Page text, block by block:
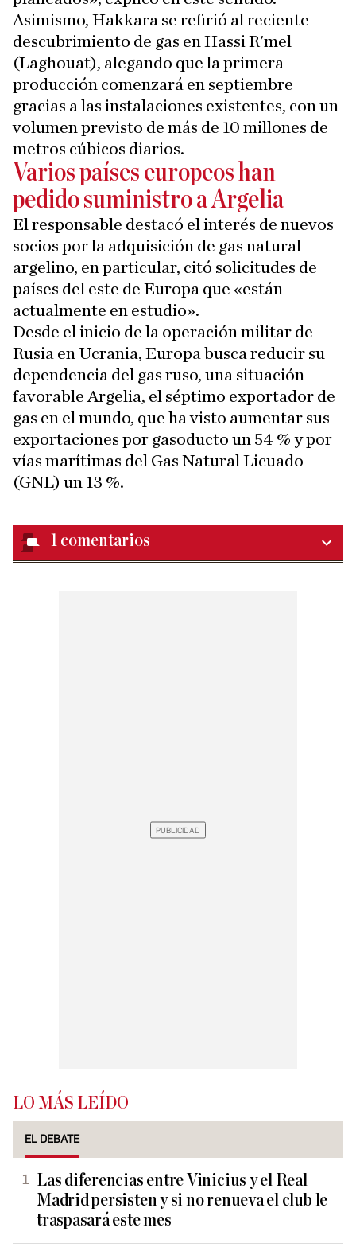
Asimismo, Hakkara se refirió al reciente
descubrimiento de gas en Hassi R'mel
(Laghouat), alegando que la primera
producción comenzará en septiembre
gracias a las instalaciones existentes, con un
volumen previsto de más de 10 millones de
metros cúbicos diarios.
Varios países europeos han
pedido suministro a Argelia
El responsable destacó el interés de nuevos
socios por la adquisición de gas natural
argelino, en particular, citó solicitudes de
países del este de Europa que «están
actualmente en estudio».
Desde el inicio de la operación militar de
Rusia en Ucrania, Europa busca reducir su
dependencia del gas ruso, una situación
favorable Argelia, el séptimo exportador de
gas en el mundo, que ha visto aumentar sus
exportaciones por gasoducto un 54 % y por
vías marítimas del Gas Natural Licuado
(GNL) un 13 %.
1 comentarios
LO MÁS LEÍDO
EL DEBATE
Las diferencias entre Vinicius y el Real
Madrid persisten y si no renueva el club le
traspasará este mes